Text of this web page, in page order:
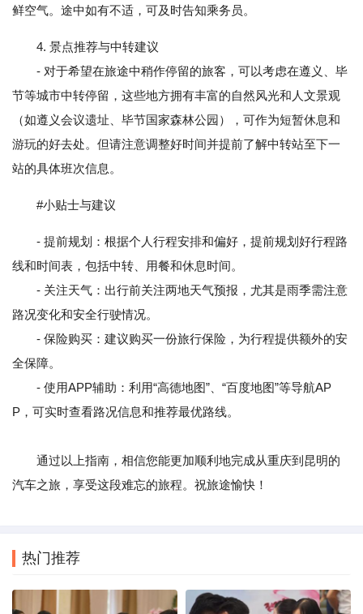
鲜空气。途中如有不适，可及时告知乘务员。
4. 景点推荐与中转建议
- 对于希望在旅途中稍作停留的旅客，可以考虑在遵义、毕
节等城市中转停留，这些地方拥有丰富的自然风光和人文景观
（如遵义会议遗址、毕节国家森林公园），可作为短暂休息和
游玩的好去处。但请注意调整好时间并提前了解中转站至下一
站的具体班次信息。
#小贴士与建议
- 提前规划：根据个人行程安排和偏好，提前规划好行程路
线和时间表，包括中转、用餐和休息时间。
- 关注天气：出行前关注两地天气预报，尤其是雨季需注意
路况变化和安全行驶情况。
- 保险购买：建议购买一份旅行保险，为行程提供额外的安
全保障。
- 使用APP辅助：利用“高德地图”、“百度地图”等导航AP
P，可实时查看路况信息和推荐最优路线。
通过以上指南，相信您能更加顺利地完成从重庆到昆明的
汽车之旅，享受这段难忘的旅程。祝旅途愉快！
热门推荐